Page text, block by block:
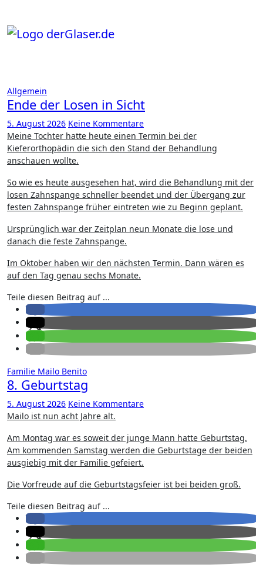
springen
Allgemein
Ende der Losen in Sicht
5. August 2026 Keine Kommentare
Meine Tochter hatte heute einen Termin bei der
Kieferorthopädin die sich den Stand der Behandlung
anschauen wollte.
So wie es heute ausgesehen hat, wird die Behandlung mit der
losen Zahnspange schneller beendet und der Übergang zur
festen Zahnspange früher eintreten wie zu Beginn geplant.
Ursprünglich war der Zeitplan neun Monate die lose und
danach die feste Zahnspange.
Im Oktober haben wir den nächsten Termin. Dann wären es
auf den Tag genau sechs Monate.
Teile diesen Beitrag auf ...
Familie Mailo Benito
8. Geburtstag
5. August 2026 Keine Kommentare
Mailo ist nun acht Jahre alt.
Am Montag war es soweit der junge Mann hatte Geburtstag.
Am kommenden Samstag werden die Geburtstage der beiden
ausgiebig mit der Familie gefeiert.
Die Vorfreude auf die Geburtstagsfeier ist bei beiden groß.
Teile diesen Beitrag auf ...